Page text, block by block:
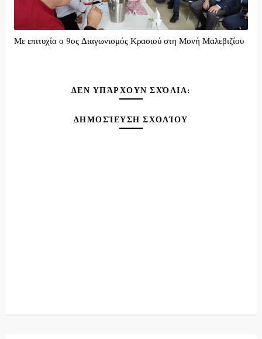
Με επιτυχία ο 9ος Διαγωνισμός Κρασιού στη Μονή Μαλεβιζίου
ΔΕΝ ΥΠΆΡΧΟΥΝ ΣΧΌΛΙΑ:
ΔΗΜΟΣΊΕΥΣΗ ΣΧΟΛΊΟΥ